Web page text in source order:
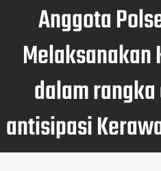
Anggota
Melaksanakan
dalam
antisipasi